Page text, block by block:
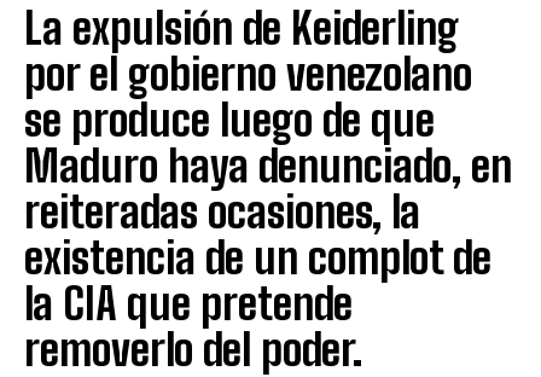
La expulsión de Keiderling
por el gobierno venezolano
se produce luego de que
Maduro haya denunciado, en
reiteradas ocasiones, la
existencia de un complot de
la CIA que pretende
removerlo del poder.